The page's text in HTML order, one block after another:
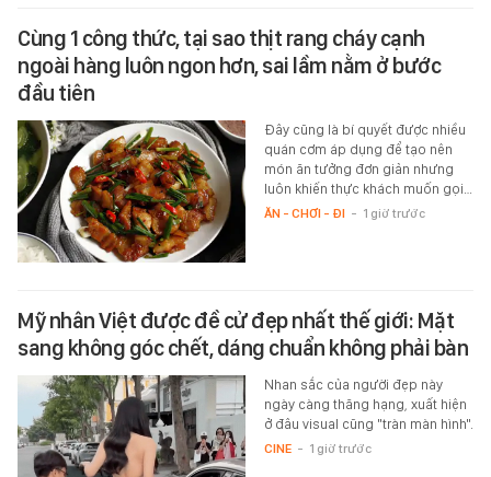
Cùng 1 công thức, tại sao thịt rang cháy cạnh
ngoài hàng luôn ngon hơn, sai lầm nằm ở bước
đầu tiên
Đây cũng là bí quyết được nhiều
quán cơm áp dụng để tạo nên
món ăn tưởng đơn giản nhưng
luôn khiến thực khách muốn gọi…
ĂN - CHƠI - ĐI - 1 giờ trước
Mỹ nhân Việt được đề cử đẹp nhất thế giới: Mặt
sang không góc chết, dáng chuẩn không phải bàn
Nhan sắc của người đẹp này
ngày càng thăng hạng, xuất hiện
ở đâu visual cũng "tràn màn hình".
CINE - 1 giờ trước